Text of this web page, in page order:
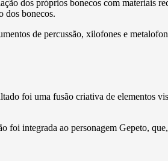
dos próprios bonecos com materiais
dos bonecos.
de percussão, xilofones e
foi uma fusão criativa de elementos
foi integrada ao personagem Gepeto,